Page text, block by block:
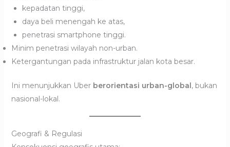
kepadatan tinggi,
daya beli menengah ke atas,
penetrasi smartphone tinggi.
Minim penetrasi wilayah non-urban.
Ketergantungan pada infrastruktur jalan kota besar.
Ini menunjukkan Uber berorientasi urban-global, bukan
nasional-lokal.
Geografi & Regulasi